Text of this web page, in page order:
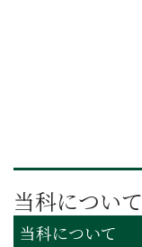
当科について
当科について